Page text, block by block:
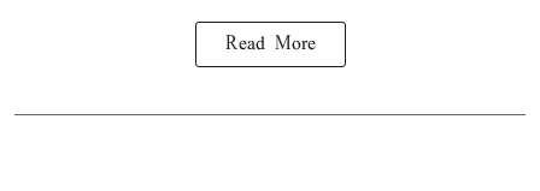
Read More